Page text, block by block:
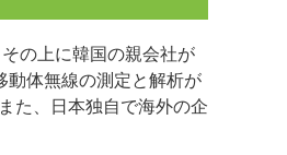
の上に韓国の親会社が
動体無線の測定と解析が
た、日本独自で海外の企